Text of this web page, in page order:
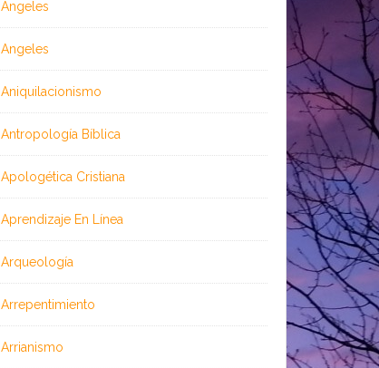
Ángeles
Angeles
Aniquilacionismo
Antropología Bíblica
Apologética Cristiana
Aprendizaje En Línea
Arqueología
Arrepentimiento
Arrianismo